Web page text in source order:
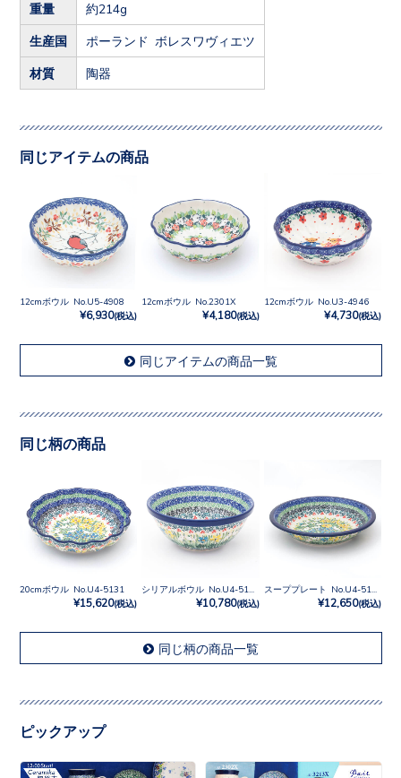
重量 約214g
生産国 ポーランド ボレスワヴィエツ
材質 陶器
同じアイテムの商品
12cmボウル No.U5-4908
¥6,930(税込)
12cmボウル No.2301X
¥4,180(税込)
12cmボウル No.U3-4946
¥4,730(税込)
同じアイテムの商品一覧
同じ柄の商品
20cmボウル No.U4-5131
¥15,620(税込) ¥10,780(税込) ¥12,650(税込)
同じ柄の商品一覧
ピックアップ